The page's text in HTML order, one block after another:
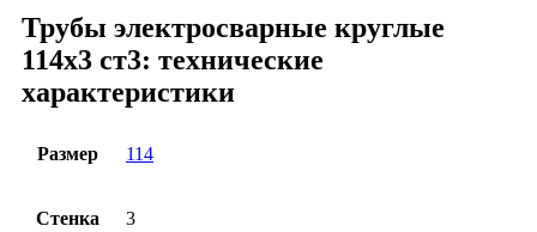
Трубы электросварные круглые
114x3 ст3: технические
характеристики
Размер 114
Стенка 3